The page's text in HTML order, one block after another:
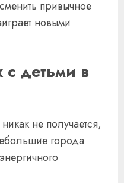
привычное
новыми
детьми в
не получается,
города